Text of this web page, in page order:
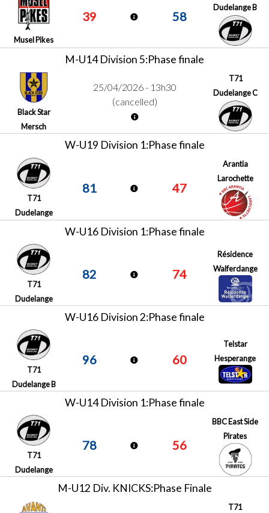
Musel Pikes
39 58
Dudelange B
M-U14 Division 5:Phase finale
Black Star
Mersch
25/04/2026 - 13h30
(cancelled)
T71
Dudelange C
W-U19 Division 1:Phase finale
T71
Dudelange
81 47
Arantia
Larochette
W-U16 Division 1:Phase finale
T71
Dudelange
82 74
Résidence
Walferdange
W-U16 Division 2:Phase finale
T71
Dudelange B
96 60
Telstar
Hesperange
W-U14 Division 1:Phase finale
T71
Dudelange
78 56
BBC East Side
Pirates
M-U12 Div. KNICKS:Phase Finale
T71